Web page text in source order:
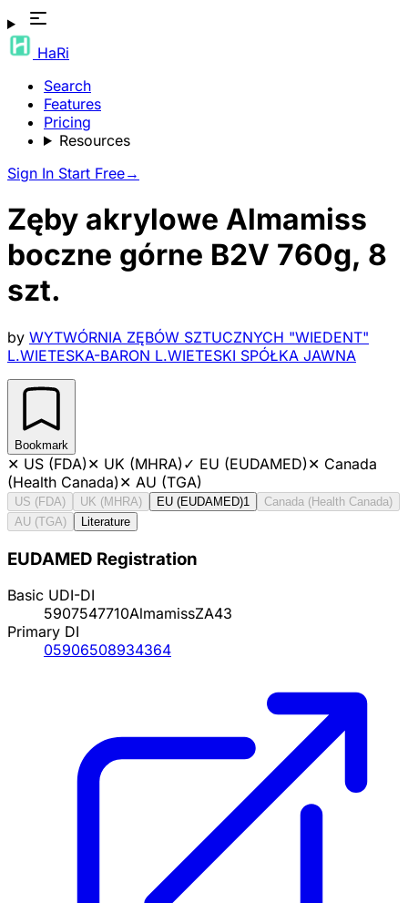
HaRi
Search
Features
Pricing
Resources
Sign In Start Free→
Zęby akrylowe Almamiss
boczne górne B2V 760g, 8
szt.
by WYTWÓRNIA ZĘBÓW SZTUCZNYCH "WIEDENT"
L.WIETESKA-BARON L.WIETESKI SPÓŁKA JAWNA
Bookmark
✕ US (FDA)✕ UK (MHRA)✓ EU (EUDAMED)✕ Canada
(Health Canada)✕ AU (TGA)
US (FDA) UK (MHRA) EU (EUDAMED)1
Canada (Health Canada)
AU (TGA)
Literature
EUDAMED Registration
Basic UDI-DI
5907547710AlmamissZA43
Primary DI
05906508934364